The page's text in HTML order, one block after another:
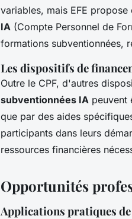
variables, mais EFE
IA (Compte Personnel de
formations subventionnées,
Les dispositifs de
Outre le CPF, d'autres
subventionnées IA peuvent
que par des aides
participants dans leurs
ressources financières
Opportunités
Applications pratiques